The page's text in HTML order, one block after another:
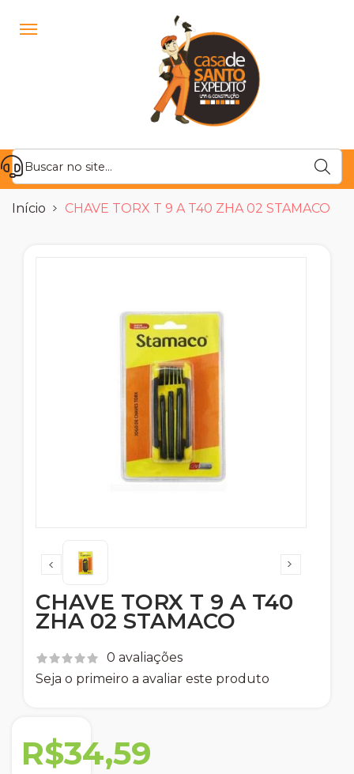
Início CHAVE TORX T 9 A T40 ZHA 02 STAMACO
CHAVE TORX T 9 A T40
ZHA 02 STAMACO
0 avaliações
Seja o primeiro a avaliar este produto
R$34,59